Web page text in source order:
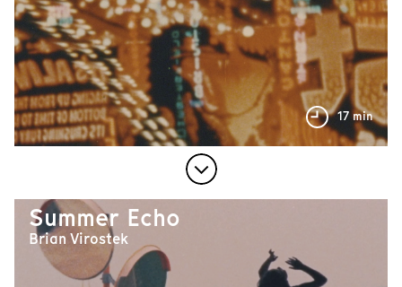
17 min
Summer Echo
Brian Virostek